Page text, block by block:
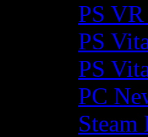
PS
PS
PS
PC
Steam